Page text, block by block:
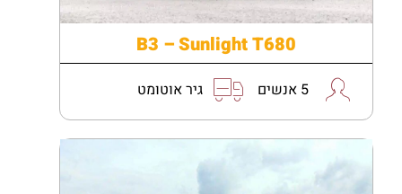
B3 – Sunlight T680
5 אנשים גיר אוטומט